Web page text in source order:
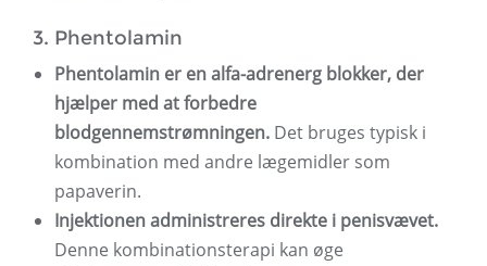
3. Phentolamin
Phentolamin er en alfa-adrenerg blokker, der
hjælper med at forbedre
blodgennemstrømningen. Det bruges typisk i
kombination med andre lægemidler som
papaverin.
Injektionen administreres direkte i penisvævet.
Denne kombinationsterapi kan øge